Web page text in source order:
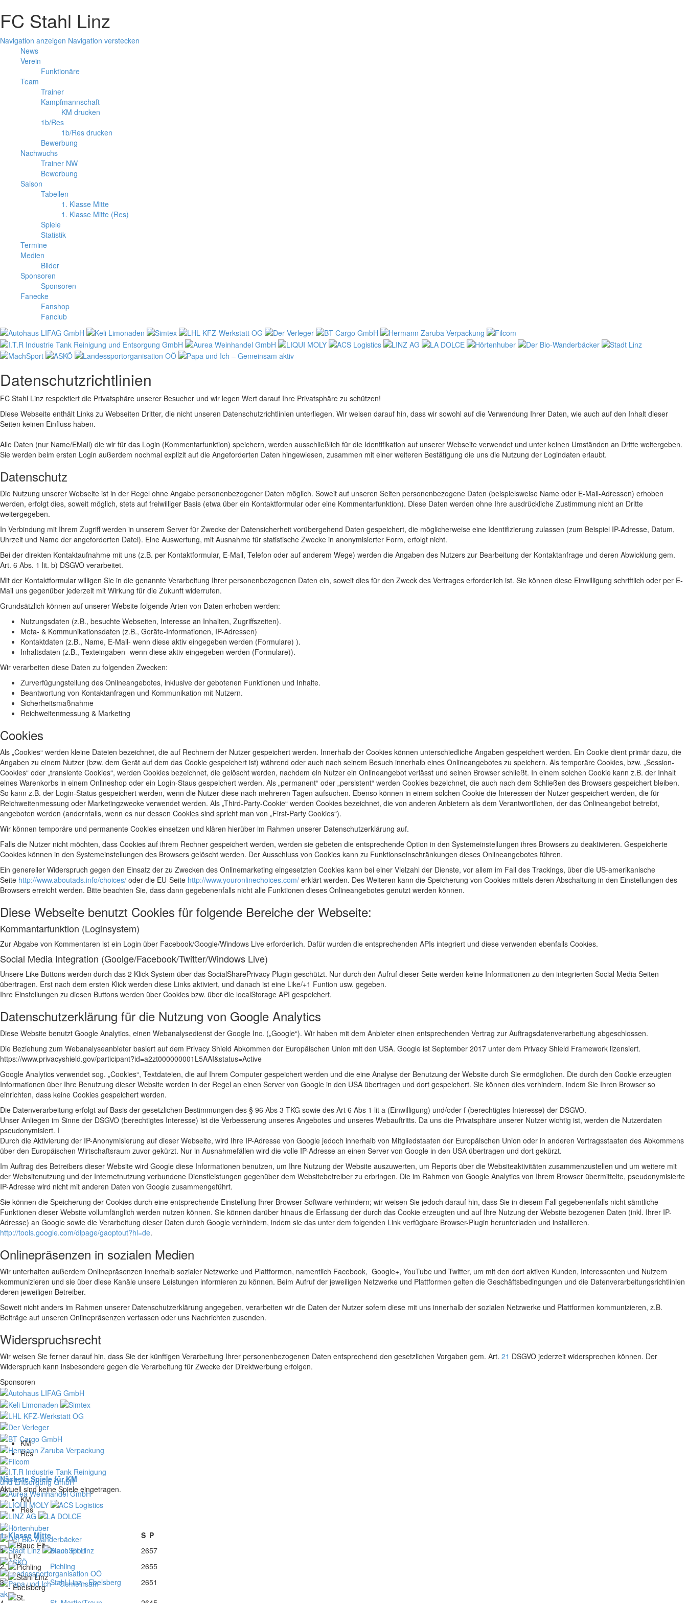
FC Stahl Linz
Navigation anzeigen Navigation verstecken
News
Verein
Funktionäre
Team
Trainer
Kampfmannschaft
KM drucken
1b/Res
1b/Res drucken
Bewerbung
Nachwuchs
Trainer NW
Bewerbung
Saison
Tabellen
1. Klasse Mitte
1. Klasse Mitte (Res)
Spiele
Statistik
Termine
Medien
Bilder
Sponsoren
Sponsoren
Fanecke
Fanshop
Fanclub
Datenschutzrichtlinien
FC Stahl Linz respektiert die Privatsphäre unserer Besucher und wir legen Wert darauf Ihre Privatsphäre zu schützen!
Diese Webseite enthält Links zu Webseiten Dritter, die nicht unseren Datenschutzrichtlinien unterliegen. Wir weisen darauf hin, dass wir sowohl auf die Verwendung Ihrer Daten, wie auch auf den Inhalt dieser
Seiten keinen Einfluss haben.
Alle Daten (nur Name/EMail) die wir für das Login (Kommentarfunktion) speichern, werden ausschließlich für die Identifikation auf unserer Webseite verwendet und unter keinen Umständen an Dritte weitergeben.
Sie werden beim ersten Login außerdem nochmal explizit auf die Angeforderten Daten hingewiesen, zusammen mit einer weiteren Bestätigung die uns die Nutzung der Logindaten erlaubt.
Datenschutz
Die Nutzung unserer Webseite ist in der Regel ohne Angabe personenbezogener Daten möglich. Soweit auf unseren Seiten personenbezogene Daten (beispielsweise Name oder E-Mail-Adressen) erhoben
werden, erfolgt dies, soweit möglich, stets auf freiwilliger Basis (etwa über ein Kontaktformular oder eine Kommentarfunktion). Diese Daten werden ohne Ihre ausdrückliche Zustimmung nicht an Dritte
weitergegeben.
In Verbindung mit Ihrem Zugriff werden in unserem Server für Zwecke der Datensicherheit vorübergehend Daten gespeichert, die möglicherweise eine Identifizierung zulassen (zum Beispiel IP-Adresse, Datum,
Uhrzeit und Name der angeforderten Datei). Eine Auswertung, mit Ausnahme für statistische Zwecke in anonymisierter Form, erfolgt nicht.
Bei der direkten Kontaktaufnahme mit uns (z.B. per Kontaktformular, E-Mail, Telefon oder auf anderem Wege) werden die Angaben des Nutzers zur Bearbeitung der Kontaktanfrage und deren Abwicklung gem.
Art. 6 Abs. 1 lit. b) DSGVO verarbeitet.
Mit der Kontaktformular willigen Sie in die genannte Verarbeitung Ihrer personenbezogenen Daten ein, soweit dies für den Zweck des Vertrages erforderlich ist. Sie können diese Einwilligung schriftlich oder per E-
Mail uns gegenüber jederzeit mit Wirkung für die Zukunft widerrufen.
Grundsätzlich können auf unserer Website folgende Arten von Daten erhoben werden:
Nutzungsdaten (z.B., besuchte Webseiten, Interesse an Inhalten, Zugriffszeiten).
Meta- & Kommunikationsdaten (z.B., Geräte-Informationen, IP-Adressen)
Kontaktdaten (z.B., Name, E-Mail- wenn diese aktiv eingegeben werden (Formulare) ).
Inhaltsdaten (z.B., Texteingaben -wenn diese aktiv eingegeben werden (Formulare)).
Wir verarbeiten diese Daten zu folgenden Zwecken:
Zurverfügungstellung des Onlineangebotes, inklusive der gebotenen Funktionen und Inhalte.
Beantwortung von Kontaktanfragen und Kommunikation mit Nutzern.
Sicherheitsmaßnahme
Reichweitenmessung & Marketing
Cookies
Als „Cookies“ werden kleine Dateien bezeichnet, die auf Rechnern der Nutzer gespeichert werden. Innerhalb der Cookies können unterschiedliche Angaben gespeichert werden. Ein Cookie dient primär dazu, die
Angaben zu einem Nutzer (bzw. dem Gerät auf dem das Cookie gespeichert ist) während oder auch nach seinem Besuch innerhalb eines Onlineangebotes zu speichern. Als temporäre Cookies, bzw. „Session-
Cookies“ oder „transiente Cookies“, werden Cookies bezeichnet, die gelöscht werden, nachdem ein Nutzer ein Onlineangebot verlässt und seinen Browser schließt. In einem solchen Cookie kann z.B. der Inhalt
eines Warenkorbs in einem Onlineshop oder ein Login-Staus gespeichert werden. Als „permanent“ oder „persistent“ werden Cookies bezeichnet, die auch nach dem Schließen des Browsers gespeichert bleiben.
So kann z.B. der Login-Status gespeichert werden, wenn die Nutzer diese nach mehreren Tagen aufsuchen. Ebenso können in einem solchen Cookie die Interessen der Nutzer gespeichert werden, die für
Reichweitenmessung oder Marketingzwecke verwendet werden. Als „Third-Party-Cookie“ werden Cookies bezeichnet, die von anderen Anbietern als dem Verantwortlichen, der das Onlineangebot betreibt,
angeboten werden (andernfalls, wenn es nur dessen Cookies sind spricht man von „First-Party Cookies“).
Wir können temporäre und permanente Cookies einsetzen und klären hierüber im Rahmen unserer Datenschutzerklärung auf.
Falls die Nutzer nicht möchten, dass Cookies auf ihrem Rechner gespeichert werden, werden sie gebeten die entsprechende Option in den Systemeinstellungen ihres Browsers zu deaktivieren. Gespeicherte
Cookies können in den Systemeinstellungen des Browsers gelöscht werden. Der Ausschluss von Cookies kann zu Funktionseinschränkungen dieses Onlineangebotes führen.
Ein genereller Widerspruch gegen den Einsatz der zu Zwecken des Onlinemarketing eingesetzten Cookies kann bei einer Vielzahl der Dienste, vor allem im Fall des Trackings, über die US-amerikanische
Seite http://www.aboutads.info/choices/ oder die EU-Seite http://www.youronlinechoices.com/ erklärt werden. Des Weiteren kann die Speicherung von Cookies mittels deren Abschaltung in den Einstellungen des
Browsers erreicht werden. Bitte beachten Sie, dass dann gegebenenfalls nicht alle Funktionen dieses Onlineangebotes genutzt werden können.
Diese Webseite benutzt Cookies für folgende Bereiche der Webseite:
Kommantarfunktion (Loginsystem)
Zur Abgabe von Kommentaren ist ein Login über Facebook/Google/Windows Live erforderlich. Dafür wurden die entsprechenden APIs integriert und diese verwenden ebenfalls Cookies.
Social Media Integration (Goolge/Facebook/Twitter/Windows Live)
Unsere Like Buttons werden durch das 2 Klick System über das SocialSharePrivacy Plugin geschützt. Nur durch den Aufruf dieser Seite werden keine Informationen zu den integrierten Social Media Seiten
übertragen. Erst nach dem ersten Klick werden diese Links aktiviert, und danach ist eine Like/+1 Funtion usw. gegeben.
Ihre Einstellungen zu diesen Buttons werden über Cookies bzw. über die localStorage API gespeichert.
Datenschutzerklärung für die Nutzung von Google Analytics
Diese Website benutzt Google Analytics, einen Webanalysedienst der Google Inc. („Google“). Wir haben mit dem Anbieter einen entsprechenden Vertrag zur Auftragsdatenverarbeitung abgeschlossen.
Die Beziehung zum Webanalyseanbieter basiert auf dem Privacy Shield Abkommen der Europäischen Union mit den USA. Google ist September 2017 unter dem Privacy Shield Framework lizensiert.
https://www.privacyshield.gov/participant?id=a2zt000000001L5AAI&status=Active
Google Analytics verwendet sog. „Cookies“, Textdateien, die auf Ihrem Computer gespeichert werden und die eine Analyse der Benutzung der Website durch Sie ermöglichen. Die durch den Cookie erzeugten
Informationen über Ihre Benutzung dieser Website werden in der Regel an einen Server von Google in den USA übertragen und dort gespeichert. Sie können dies verhindern, indem Sie Ihren Browser so
einrichten, dass keine Cookies gespeichert werden.
Die Datenverarbeitung erfolgt auf Basis der gesetzlichen Bestimmungen des § 96 Abs 3 TKG sowie des Art 6 Abs 1 lit a (Einwilligung) und/oder f (berechtigtes Interesse) der DSGVO.
Unser Anliegen im Sinne der DSGVO (berechtigtes Interesse) ist die Verbesserung unseres Angebotes und unseres Webauftritts. Da uns die Privatsphäre unserer Nutzer wichtig ist, werden die Nutzerdaten
pseudonymisiert. I
Durch die Aktivierung der IP-Anonymisierung auf dieser Webseite, wird Ihre IP-Adresse von Google jedoch innerhalb von Mitgliedstaaten der Europäischen Union oder in anderen Vertragsstaaten des Abkommens
über den Europäischen Wirtschaftsraum zuvor gekürzt. Nur in Ausnahmefällen wird die volle IP-Adresse an einen Server von Google in den USA übertragen und dort gekürzt.
Im Auftrag des Betreibers dieser Website wird Google diese Informationen benutzen, um Ihre Nutzung der Website auszuwerten, um Reports über die Websiteaktivitäten zusammenzustellen und um weitere mit
der Websitenutzung und der Internetnutzung verbundene Dienstleistungen gegenüber dem Websitebetreiber zu erbringen. Die im Rahmen von Google Analytics von Ihrem Browser übermittelte, pseudonymisierte
IP-Adresse wird nicht mit anderen Daten von Google zusammengeführt.
Sie können die Speicherung der Cookies durch eine entsprechende Einstellung Ihrer Browser-Software verhindern; wir weisen Sie jedoch darauf hin, dass Sie in diesem Fall gegebenenfalls nicht sämtliche
Funktionen dieser Website vollumfänglich werden nutzen können. Sie können darüber hinaus die Erfassung der durch das Cookie erzeugten und auf Ihre Nutzung der Website bezogenen Daten (inkl. Ihrer IP-
Adresse) an Google sowie die Verarbeitung dieser Daten durch Google verhindern, indem sie das unter dem folgenden Link verfügbare Browser-Plugin herunterladen und installieren.
http://tools.google.com/dlpage/gaoptout?hl=de.
Onlinepräsenzen in sozialen Medien
Wir unterhalten außerdem Onlinepräsenzen innerhalb sozialer Netzwerke und Plattformen, namentlich Facebook, Google+, YouTube und Twitter, um mit den dort aktiven Kunden, Interessenten und Nutzern
kommunizieren und sie über diese Kanäle unsere Leistungen informieren zu können. Beim Aufruf der jeweiligen Netzwerke und Plattformen gelten die Geschäftsbedingungen und die Datenverarbeitungsrichtlinien
deren jeweiligen Betreiber.
Soweit nicht anders im Rahmen unserer Datenschutzerklärung angegeben, verarbeiten wir die Daten der Nutzer sofern diese mit uns innerhalb der sozialen Netzwerke und Plattformen kommunizieren, z.B.
Beiträge auf unseren Onlinepräsenzen verfassen oder uns Nachrichten zusenden.
Widerspruchsrecht
Wir weisen Sie ferner darauf hin, dass Sie der künftigen Verarbeitung Ihrer personenbezogenen Daten entsprechend den gesetzlichen Vorgaben gem. Art. 21 DSGVO jederzeit widersprechen können. Der
Widerspruch kann insbesondere gegen die Verarbeitung für Zwecke der Direktwerbung erfolgen.
Sponsoren
KM
Res
Nächste Spiele für KM
Aktuell sind keine Spiele eingetragen.
KM
Res
1. Klasse Mitte S P
1
Blaue Elf Linz 2657
2
Pichling 2655
3
Stahl Linz - Ebelsberg 2651